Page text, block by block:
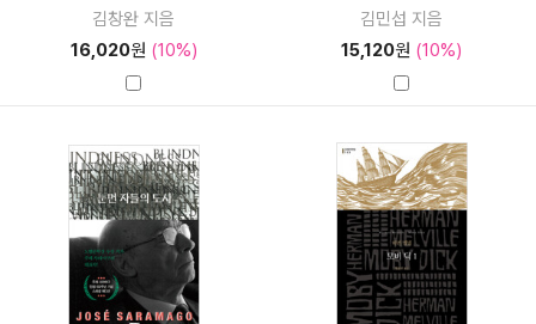
김창완 지음
16,020원 (10%)
김민섭 지음
15,120원 (10%)